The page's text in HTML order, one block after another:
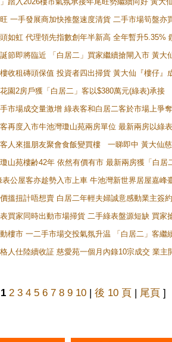
一手發展商加快推盤速度清貨 二手市場筍盤
如虹 代理領先指數創年半新高 全年暫升5.35%
節即將臨近 「白居二」買家繼續搶閘入市 黃
收租磚頭保值 投資者四出掃貨 黃大仙『樓仔
園2房戶獲「白居二」客以$380萬元(綠表)承接
市場成交量激增 綠表客和白居二客於市場上
再度入市牛池灣瓊山苑兩房單位 最新兩房以綠
人來搵朋友聚會食飯變買樓 一睇即中 黃大仙
山苑樓齢42年 依然有價有市 最新兩房獲「白居
公屋客亦趁勢入市上車 牛池灣新世界居屋嘉峰
搵扭計唔想賣 白居二年輕夫婦誠意感動業主簽
買家同時出動市場掃貨 二手綠表盤源短缺 買
樓市 一二手市場交投氣氛升温 「白居二」客
人仕陸續收証 慈愛苑一個月內錄10宗成交 業
1 2 3 4 5 6 7 8 9 10 | 後 10 頁 | 尾頁 ]